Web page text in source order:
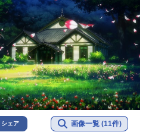
シェア 画像一覧 (11件)